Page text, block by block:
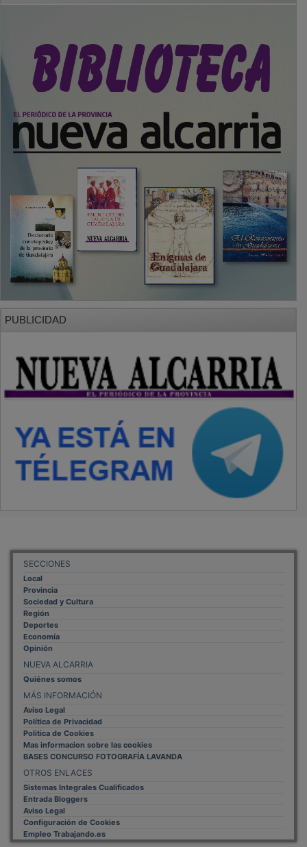
SECCIONES
Local
Provincia
Sociedad y Cultura
Región
Deportes
Economía
Opinión
NUEVA ALCARRIA
Quiénes somos
MÁS INFORMACIÓN
Aviso Legal
Política de Privacidad
Politica de Cookies
Mas informacion sobre las cookies
BASES CONCURSO FOTOGRAFÍA LAVANDA
Sistemas Integrales Cualificados
Entrada Bloggers
Aviso Legal
Configuración de Cookies
Empleo Trabajando.es